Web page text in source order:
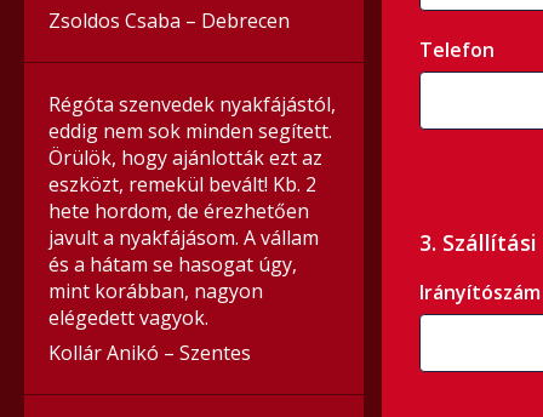
Zsoldos Csaba – Debrecen
Régóta szenvedek nyakfájástól,
eddig nem sok minden segített.
Örülök, hogy ajánlották ezt az
eszközt, remekül bevált! Kb. 2
hete hordom, de érezhetően
javult a nyakfájásom. A vállam
és a hátam se hasogat úgy,
mint korábban, nagyon
elégedett vagyok.
Kollár Anikó – Szentes
Telefon
3.
Irányítószám